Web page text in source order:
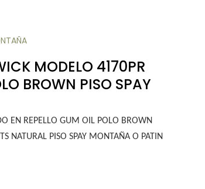
MODELO 4170PR
BROWN PISO SPAY
EN REPELLO GUM OIL POLO BROWN
NATURAL PISO SPAY MONTAÑA O PATIN